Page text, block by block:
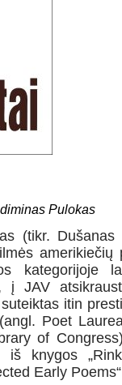
Pulokas
(tikr. Dušanas
amerikiečių
kategorijoje
į JAV
itin
Poet
of
iš knygos
Early